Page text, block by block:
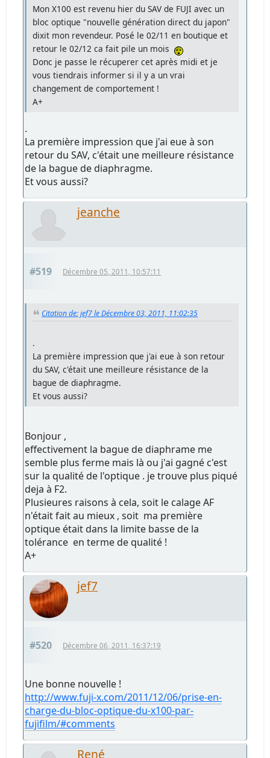
Mon X100 est revenu hier du SAV de FUJI avec un
bloc optique "nouvelle génération direct du japon"
dixit mon revendeur. Posé le 02/11 en boutique et
retour le 02/12 ca fait pile un mois
Donc je passe le récuperer cet après midi et je
vous tiendrais informer si il y a un vrai
changement de comportement !
A+
.
La première impression que j'ai eue à son
retour du SAV, c'était une meilleure résistance
de la bague de diaphragme.
Et vous aussi?
jeanche
#519 Décembre 05, 2011, 10:57:11
Citation de: jef7 le Décembre 03, 2011, 11:02:35
.
La première impression que j'ai eue à son retour
du SAV, c'était une meilleure résistance de la
bague de diaphragme.
Et vous aussi?
Bonjour ,
effectivement la bague de diaphrame me
semble plus ferme mais là ou j'ai gagné c'est
sur la qualité de l'optique . je trouve plus piqué
deja à F2.
Plusieures raisons à cela, soit le calage AF
n'était fait au mieux , soit ma première
optique était dans la limite basse de la
tolérance en terme de qualité !
A+
jef7
#520 Décembre 06, 2011, 16:37:19
Une bonne nouvelle !
http://www.fuji-x.com/2011/12/06/prise-en-
charge-du-bloc-optique-du-x100-par-
fujifilm/#comments
René